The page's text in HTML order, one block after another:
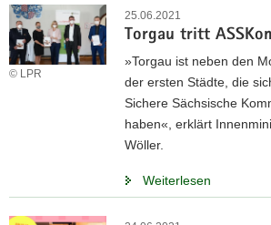
25.06.2021
Torgau tritt
© LPR
»Torgau ist neben den
der ersten Städte, die
Sichere Sächsische
haben«, erklärt
Wöller.
Weiterlesen